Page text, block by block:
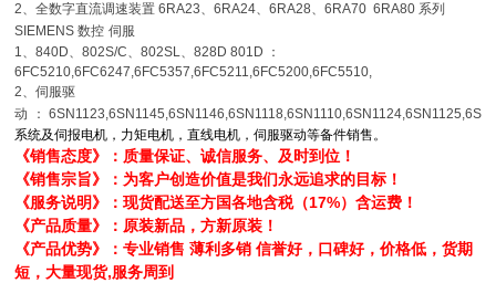
2、全数字直流调速装置 6RA23、6RA24、6RA28、6RA70 6RA80 系列
SIEMENS数控 伺服
1、840D、802S/C、802SL、828D 801D
：
6FC5210,6FC6247,6FC5357,6FC5211,6FC5200,6FC5510,
2、伺服驱
动
：
系统及伺报电机，力矩电机，直线电机，伺服驱动等备件销售。
《销售态度》：质量保证、诚信服务、及时到位！
《销售宗旨》：为客户创造价值是我们永远追求的目标！
《服务说明》：现货配送至方国各地含税（17%）含运费！
《产品质量》：原装新品，方新原装！
《产品优势》：专业销售 薄利多销 信誉好，口碑好，价格低，货期
短，大量现货,服务周到